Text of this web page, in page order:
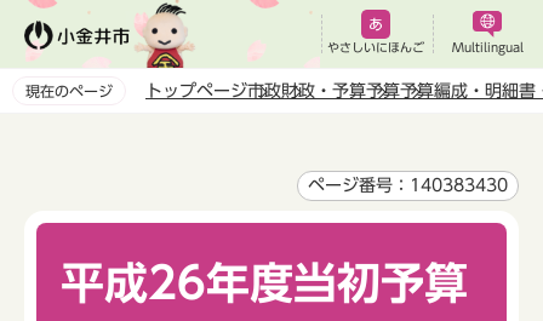
ペ
やさしいにほんご Multilingual
現在のページ トップページ市政財政・予算予算予算編成・明細書
ページ番号：140383430
平成26年度当初予算